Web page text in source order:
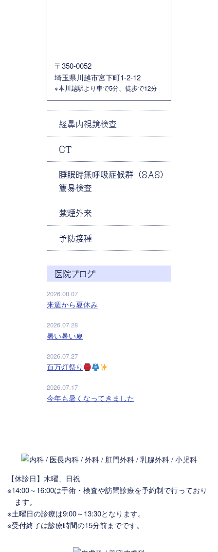
〒350-0052
埼玉県川越市宮下町1-2-12
※本川越駅より車で5分、徒歩で12分
経鼻内視鏡検査
CT
睡眠時無呼吸症候群（SAS）
簡易検査
禁煙外来
予防接種
医院ブログ
2026.08.07
来週から夏休み
2026.07.28
暑い暑い夏
2026.07.27
百万灯祭り
2026.07.17
今年も暑くなってきました
【休診日】木曜、日祝
※14:00～16:00は手術・検査や訪問診療を予約制で行っており
ます。
※土曜日の診療は9:00～13:30となります。
※受付終了は診療時間の15分前までです。